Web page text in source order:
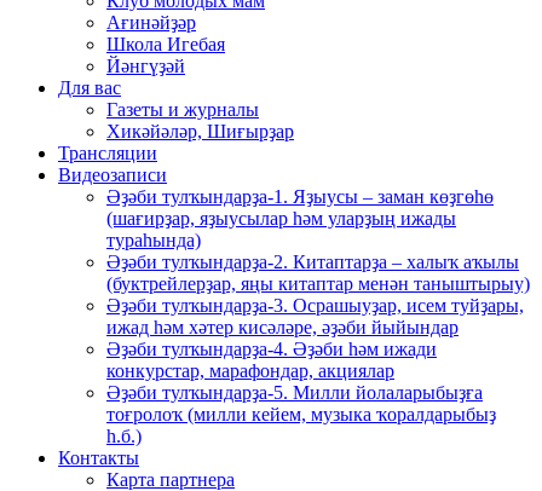
Ағинәйҙәр
Школа Игебая
Йәнгүҙәй
Для вас
Газеты и журналы
Хикәйәләр, Шиғырҙар
Трансляции
Видеозаписи
Әҙәби тулҡындарҙа-1. Яҙыусы – заман көҙгөһө
(шағирҙар, яҙыусылар һәм уларҙың ижады
тураһында)
Әҙәби тулҡындарҙа-2. Китаптарҙа – халыҡ аҡылы
(буктрейлерҙар, яңы китаптар менән таныштырыу)
Әҙәби тулҡындарҙа-3. Осрашыуҙар, исем туйҙары,
ижад һәм хәтер кисәләре, әҙәби йыйындар
Әҙәби тулҡындарҙа-4. Әҙәби һәм ижади
конкурстар, марафондар, акциялар
Әҙәби тулҡындарҙа-5. Милли йолаларыбыҙға
тоғролоҡ (милли кейем, музыка ҡоралдарыбыҙ
һ.б.)
Контакты
Карта партнера